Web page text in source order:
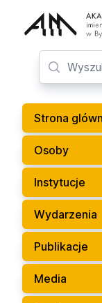
Strona
Osoby
Instytucje
Wydarzenia
Publikacje
Media